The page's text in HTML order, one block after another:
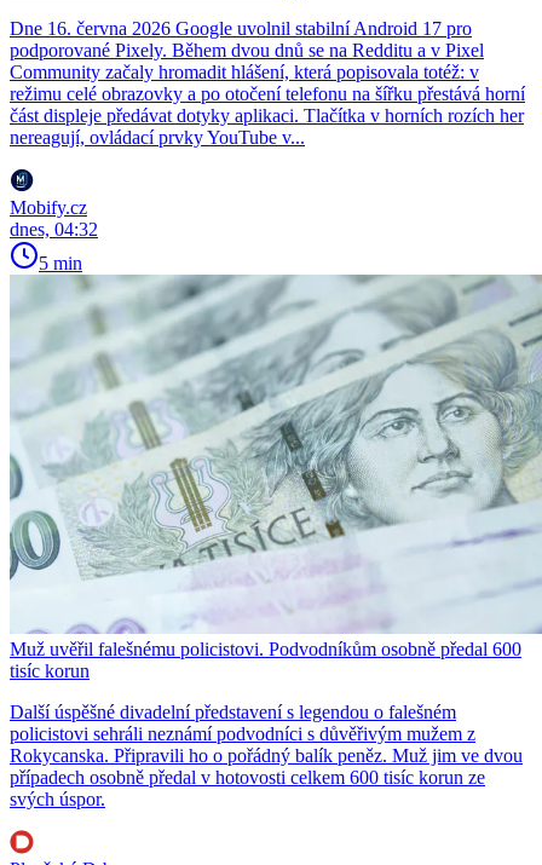
Dne 16. června 2026 Google uvolnil stabilní Android 17 pro
podporované Pixely. Během dvou dnů se na Redditu a v Pixel
Community začaly hromadit hlášení, která popisovala totéž: v
režimu celé obrazovky a po otočení telefonu na šířku přestává horní
část displeje předávat dotyky aplikaci. Tlačítka v horních rozích her
nereagují, ovládací prvky YouTube v...
Mobify.cz
dnes, 04:32
5 min
Muž uvěřil falešnému policistovi. Podvodníkům osobně předal 600
tisíc korun
Další úspěšné divadelní představení s legendou o falešném
policistovi sehráli neznámí podvodníci s důvěřivým mužem z
Rokycanska. Připravili ho o pořádný balík peněz. Muž jim ve dvou
případech osobně předal v hotovosti celkem 600 tisíc korun ze
svých úspor.